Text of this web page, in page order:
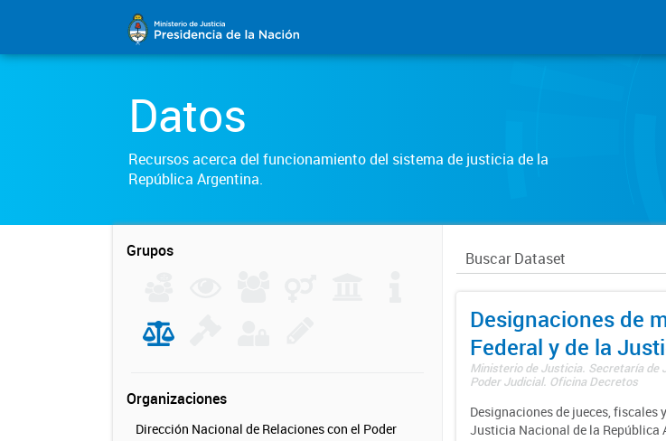
Datos
Recursos acerca del funcionamiento del sistema de justicia de la
República Argentina.
Grupos
Organizaciones
Dirección Nacional de Relaciones con el Poder
Designaciones de
Federal y de la
Ministerio de Justicia. Secretaría de
Poder Judicial. Oficina Decretos
Designaciones de jueces, fiscales
Justicia Nacional de la República